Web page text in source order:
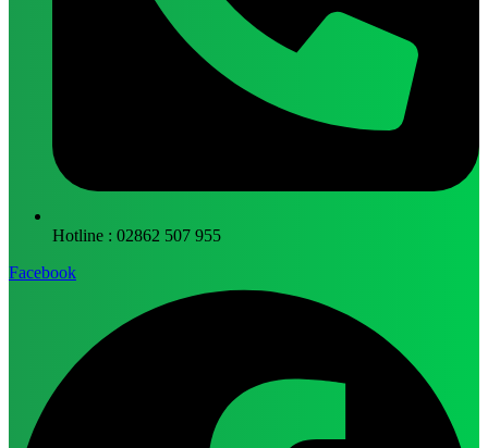
Hotline : 02862 507 955
Facebook